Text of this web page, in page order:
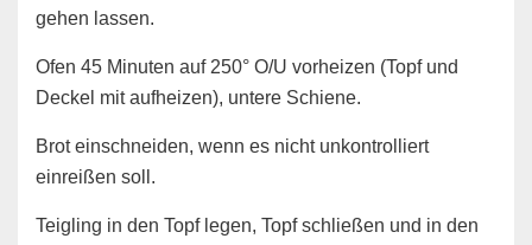
gehen lassen.
Ofen 45 Minuten auf 250° O/U vorheizen (Topf und
Deckel mit aufheizen), untere Schiene.
Brot einschneiden, wenn es nicht unkontrolliert
einreißen soll.
Teigling in den Topf legen, Topf schließen und in den